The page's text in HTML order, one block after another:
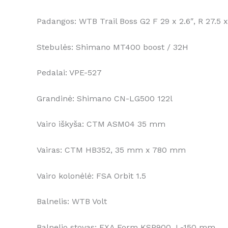
Padangos: WTB Trail Boss G2 F 29 x 2.6″, R 27.5
Stebulės: Shimano MT400 boost / 32H
Pedalai: VPE-527
Grandinė: Shimano CN-LG500 122l
Vairo iškyša: CTM ASM04 35 mm
Vairas: CTM HB352, 35 mm x 780 mm
Vairo kolonėlė: FSA Orbit 1.5
Balnelis: WTB Volt